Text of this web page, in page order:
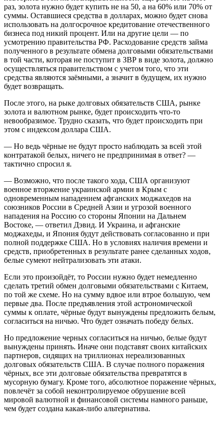
раз, золота нужно будет купить не на 50, а на 60% или 70% от
суммы. Оставшиеся средства в долларах, можно будет снова
использовать на долгосрочное кредитование отечественного
бизнеса под никий процент. Или на другие цели — по
усмотрению правительства РФ. Расходование средств займа
полученного в результате обмена долговыми обязательствами
в той части, которая не поступит в ЗВР в виде золота, должно
осуществляться правительством с учетом того, что эти
средства являются заёмными, а значит в будущем, их нужно
будет возвращать.
После этого, на рыке долговых обязательств США, рынке
золота и валютном рынке, будет происходить что-то
невообразимое. Трудно сказать, что будет происходить при
этом с индексом доллара США.
— Но ведь чёрные не будут просто наблюдать за всей этой
контратакой белых, ничего не предпринимая в ответ? —
тактично спросил я.
— Возможно, что после такого хода, США организуют
военное вторжение украинской армии в Крым с
одновременным нападением афганских моджахедов на
союзников России в Средней Азии и угрозой военного
нападения на Россию со стороны Японии на Дальнем
Востоке, — ответил Дэвид. И Украина, и афганские
моджахеды, и Япония будут действовать согласованно и при
полной поддержке США. Но в условиях наличия времени и
средств, приобретенных в результате ранее сделанных ходов,
белые сумеют нейтрализовать эти атаки.
Если это произойдёт, то России нужно будет немедленно
сделать третий обмен долговыми обязательствами с Китаем,
по той же схеме. Но на сумму вдвое или втрое большую, чем
первые два. После предъявления этой астрономической
суммы к оплате, чёрные будут вынуждены предложить белым,
согласиться на ничью. Что будет означать победу белых.
Но предложение черных согласиться на ничью, белые будут
вынуждены принять. Иначе они подставят своих китайских
партнеров, сидящих на триллионах нереализованных
долговых обязательств США. В случае полного поражения
чёрных, все эти долговые обязательства превратятся в
мусорную бумагу. Кроме того, абсолютное поражение чёрных,
повлечёт за собой неконтролируемое обрушение всей
мировой валютной и финансовой системы намного раньше,
чем будет создана какая-либо альтернатива.